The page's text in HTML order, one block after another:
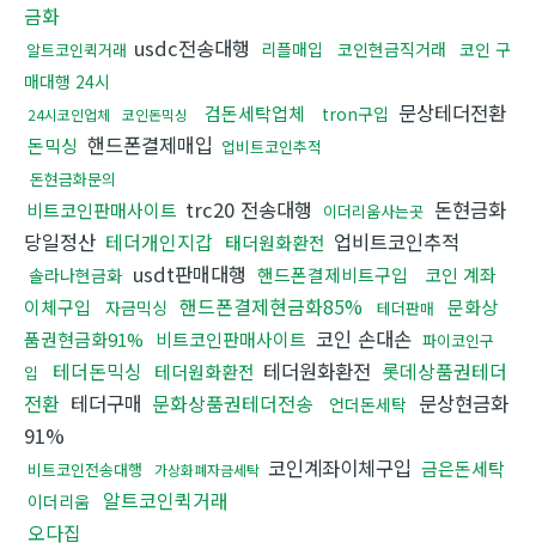
금화
알트코인퀵거래 usdc전송대행 리플매입 코인현금직거래 코인 구
매대행 24시
24시코인업체 코인돈믹싱 검돈세탁업체 tron구입 문상테더전환
돈믹싱 핸드폰결제매입 업비트코인추적
돈현금화문의
비트코인판매사이트 trc20 전송대행 이더리움사는곳 돈현금화
당일정산 테더개인지갑 태더원화환전 업비트코인추적
솔라나현금화 usdt판매대행 핸드폰결제비트구입
코인 계좌
이체구입
자금믹싱 핸드폰결제현금화85% 테더판매
문화상
품권현금화91% 비트코인판매사이트 코인 손대손 파이코인구
입
테더돈믹싱 테더원화환전 테더원화환전 롯데상품권테더
전환 테더구매 문화상품권테더전송 언더돈세탁 문상현금화
91%
비트코인전송대행 가상화폐자금세탁 코인계좌이체구입 금은돈세탁
이더리움 알트코인퀵거래
오다집